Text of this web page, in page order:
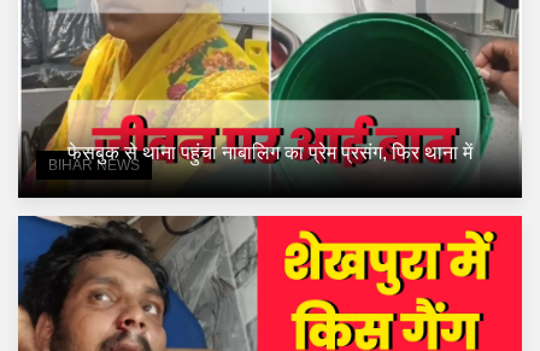
BIHAR NEWS
फेसबुक से थाना पहुंचा नाबालिग का प्रेम प्रसंग, फिर थाना में